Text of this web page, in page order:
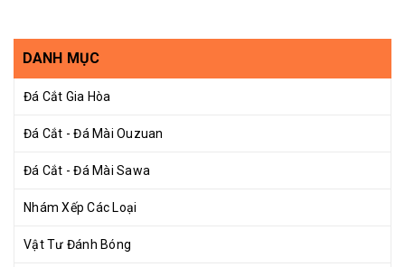
DANH MỤC
Đá Cắt Gia Hòa
Đá Cắt - Đá Mài Ouzuan
Đá Cắt - Đá Mài Sawa
Nhám Xếp Các Loại
Vật Tư Đánh Bóng